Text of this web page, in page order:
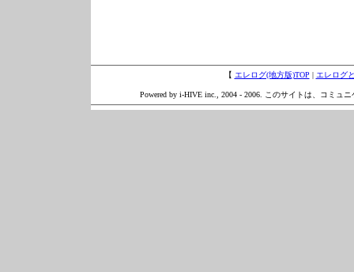
【 エレログ(地方版)TOP | エレログ
Powered by i-HIVE inc., 2004 - 2006. このサイトは、コミュ